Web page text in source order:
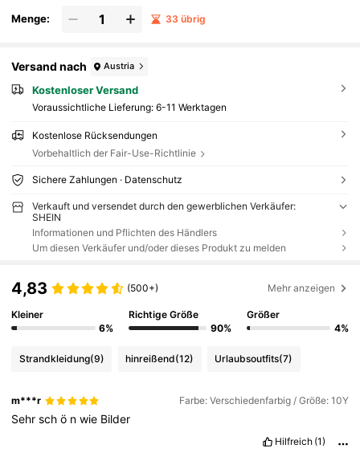
Menge: 33 übrig
Versand nach Austria
Kostenloser Versand
Voraussichtliche Lieferung: 6-11 Werktagen
Kostenlose Rücksendungen
Vorbehaltlich der Fair-Use-Richtlinie
Sichere Zahlungen · Datenschutz
Verkauft und versendet durch den gewerblichen Verkäufer:
SHEIN
Informationen und Pflichten des Händlers
Um diesen Verkäufer und/oder dieses Produkt zu melden
4,83 (500+) Mehr anzeigen
Kleiner
6%
Richtige Größe
90%
Größer
4%
Strandkleidung(9) hinreißend(12) Urlaubsoutfits(7)
m***r Farbe: Verschiedenfarbig / Größe: 10Y
Sehrschö nwie Bilder
Hilfreich (1)